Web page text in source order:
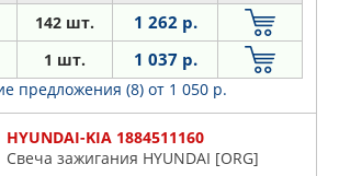
142 шт. 1 262 р.
1 шт. 1 037 р.
предложения (8) от 1 050 р.
HYUNDAI-KIA 1884511160
Свеча зажигания HYUNDAI [ORG]